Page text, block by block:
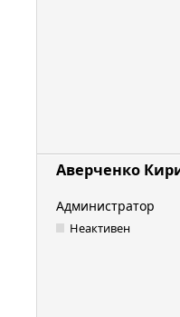
Аверченко
Администратор
Неактивен